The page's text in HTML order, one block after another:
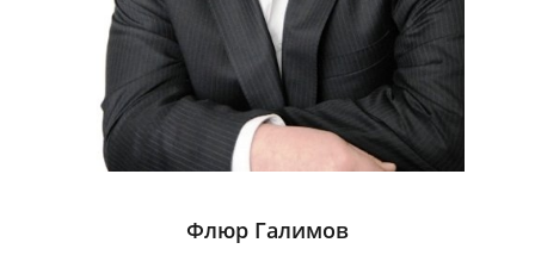
Флюр Галимов